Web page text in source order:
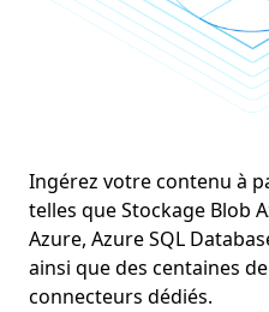
Azure
Ingérez votre contenu à
telles que Stockage Blob
Azure, Azure SQL
ainsi que des centaines
connecteurs dédiés.